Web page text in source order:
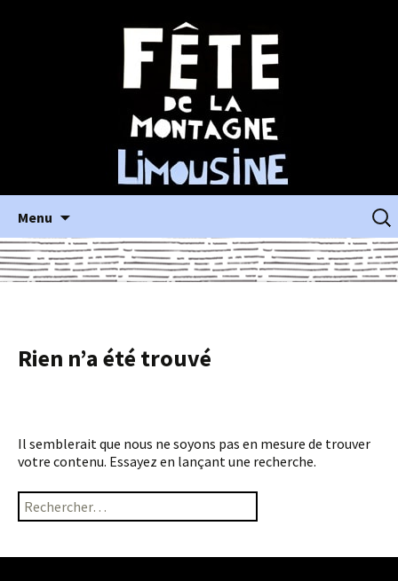
Menu
contenu
principal
Rien n’a été trouvé
Il semblerait que nous ne soyons pas en mesure de trouver
votre contenu. Essayez en lançant une recherche.
Rechercher :